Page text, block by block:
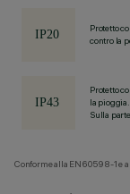
Protetto
contro la
Protetto
la pioggia.
Sulla
Conforme alla EN60598-1 e